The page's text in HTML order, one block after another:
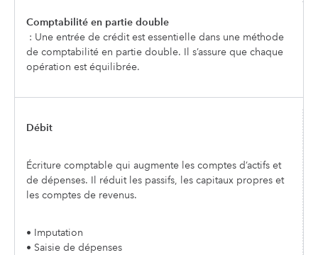
Comptabilité en partie double
: Une entrée de crédit est essentielle dans une méthode
de comptabilité en partie double. Il s’assure que chaque
opération est équilibrée.
Débit
Écriture comptable qui augmente les comptes d’actifs et
de dépenses. Il réduit les passifs, les capitaux propres et
les comptes de revenus.
• Imputation
• Saisie de dépenses